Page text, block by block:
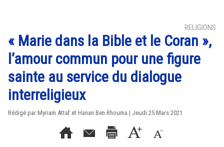
RELIGIONS
« Marie dans la Bible et le Coran »,
l’amour commun pour une figure
sainte au service du dialogue
interreligieux
Rédigé par Myriam Attaf et Hanan Ben Rhouma | Jeudi 25 Mars 2021